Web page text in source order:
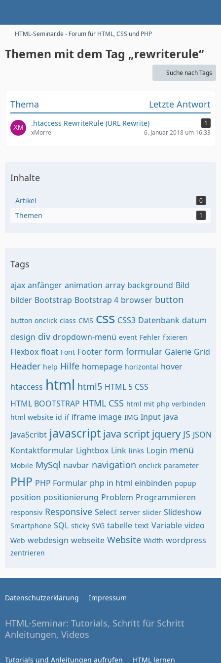
HTML-Seminar.de - Forum für HTML, CSS und PHP
Themen mit dem Tag „rewriterule“
Suche nach Tags
Thema Letzte Antwort
.htaccess RewriteRule (URL Rewrite)
1
xMorre
6. Januar 2018 um 16:33
Inhalte
Artikel 0
Themen 1
Tags
ajax anfänger animation array background Bild
bilder Bootstrap Bootstrap 4 browser button
button onclick class CMS css CSS3 Datenbank datum
design div dropdown-menü event Fehler fixieren
Flexbox float Font Footer form formular Galerie Grid
Header help Hilfe homepage horizontal hover
htaccess html html5 HTML 5 CSS
HTML BOOTSTRAP HTML CSS html mit php verbinden
html website id if iframe image IMG Input java
JavaScribt javascript java script jquery JS JSON
Kontaktformular Lightbox Link links Login menü
Mobile MySql navbar navigation onclick parameter
PHP PHP Formular php in html einbinden popup
position positionierung Problem Programmieren
responsiv Responsive Select server slider Slideshow
Smartphone SQL sticky SVG tabelle text Variable video
Web webdesign webseite Website Width wordpress
zentrieren
Datenschutzerklärung Impressum
HTML-Seminar: Tutorials, Schritt für Schritt
Anleitungen, Videos
Tutorials und Anleitungen aufrufen HTML lernen